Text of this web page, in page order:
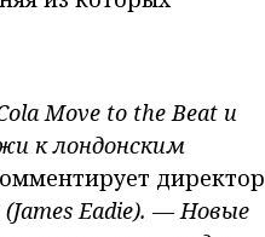
Move to theBeat и
к лондонским
директор
Eadie). — Новые